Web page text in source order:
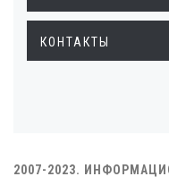
КОНТАКТЫ
2007-2023.